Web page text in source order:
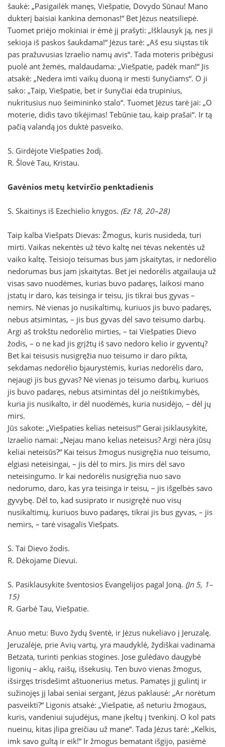
šaukė: „Pasigailėk manęs, Viešpatie, Dovydo Sūnau! Mano
dukterį baisiai kankina demonas!“ Bet Jėzus neatsiliepė.
Tuomet priėjo mokiniai ir ėmė jį prašyti: „Išklausyk ją, nes ji
sekioja iš paskos šaukdama!“ Jėzus tarė: „Aš esu siųstas tik
pas pražuvusias Izraelio namų avis“. Tada moteris pribėgusi
puolė ant žemės, maldaudama: „Viešpatie, padėk man!“ Jis
atsakė: „Nedera imti vaikų duoną ir mesti šunyčiams“. O ji
sako: „Taip, Viešpatie, bet ir šunyčiai ėda trupinius,
nukritusius nuo šeimininko stalo“. Tuomet Jėzus tarė jai: „O
moterie, didis tavo tikėjimas! Tebūnie tau, kaip prašai“. Ir tą
pačią valandą jos duktė pasveiko.
S. Girdėjote Viešpaties žodį.
R. Šlovė Tau, Kristau.
Gavėnios metų ketvirčio penktadienis
S. Skaitinys iš Ezechielio knygos. (Ez 18, 20–28)
Taip kalba Viešpats Dievas: Žmogus, kuris nusideda, turi
mirti. Vaikas nekentės už tėvo kaltę nei tėvas nekentės už
vaiko kaltę. Teisiojo teisumas bus jam įskaitytas, ir nedorėlio
nedorumas bus jam įskaitytas. Bet jei nedorėlis atgailauja už
visas savo nuodėmes, kurias buvo padaręs, laikosi mano
įstatų ir daro, kas teisinga ir teisu, jis tikrai bus gyvas –
nemirs. Nė vienas jo nusikaltimų, kuriuos jis buvo padaręs,
nebus atsimintas, – jis bus gyvas dėl savo teisumo darbų.
Argi aš trokštu nedorėlio mirties, – tai Viešpaties Dievo
žodis, – o ne kad jis grįžtų iš savo nedoro kelio ir gyventų?
Bet kai teisusis nusigręžia nuo teisumo ir daro pikta,
sekdamas nedorėlio bjaurystėmis, kurias nedorėlis daro,
nejaugi jis bus gyvas? Nė vienas jo teisumo darbų, kuriuos
jis buvo padaręs, nebus atsimintas dėl jo neištikimybės,
kuria jis nusikalto, ir dėl nuodėmės, kuria nusidėjo, – dėl jų
mirs.
Jūs sakote: „Viešpaties kelias neteisus!“ Gerai įsiklausykite,
Izraelio namai: „Nejau mano kelias neteisus? Argi nėra jūsų
keliai neteisūs?“ Kai teisus žmogus nusigręžia nuo teisumo,
elgiasi neteisingai, – jis dėl to mirs. Jis mirs dėl savo
neteisingumo. Ir kai nedorėlis nusigręžia nuo savo
nedorumo, daro, kas yra teisinga ir teisu, – jis išgelbės savo
gyvybę. Dėl to, kad susiprato ir nusigręžė nuo visų
nusikaltimų, kuriuos buvo padaręs, tikrai jis bus gyvas, – jis
nemirs, – tarė visagalis Viešpats.
S. Tai Dievo žodis.
R. Dėkojame Dievui.
S. Pasiklausykite šventosios Evangelijos pagal Joną. (Jn 5, 1–
15)
R. Garbė Tau, Viešpatie.
Anuo metu: Buvo žydų šventė, ir Jėzus nukeliavo į Jeruzalę.
Jeruzalėje, prie Avių vartų, yra maudyklė, žydiškai vadinama
Betzata, turinti penkias stogines. Jose gulėdavo daugybė
ligonių – aklų, raišų, išsekusių. Ten buvo vienas žmogus,
išsirgęs trisdešimt aštuonerius metus. Pamatęs jį gulintį ir
sužinojęs jį labai seniai sergant, Jėzus paklausė: „Ar norėtum
pasveikti?“ Ligonis atsakė: „Viešpatie, aš neturiu žmogaus,
kuris, vandeniui sujudėjus, mane įkeltų į tvenkinį. O kol pats
nueinu, kitas įlipa greičiau už mane“. Tada Jėzus tarė: „Kelkis,
imk savo gultą ir eik!“ Ir žmogus bematant išgijo, pasiėmė